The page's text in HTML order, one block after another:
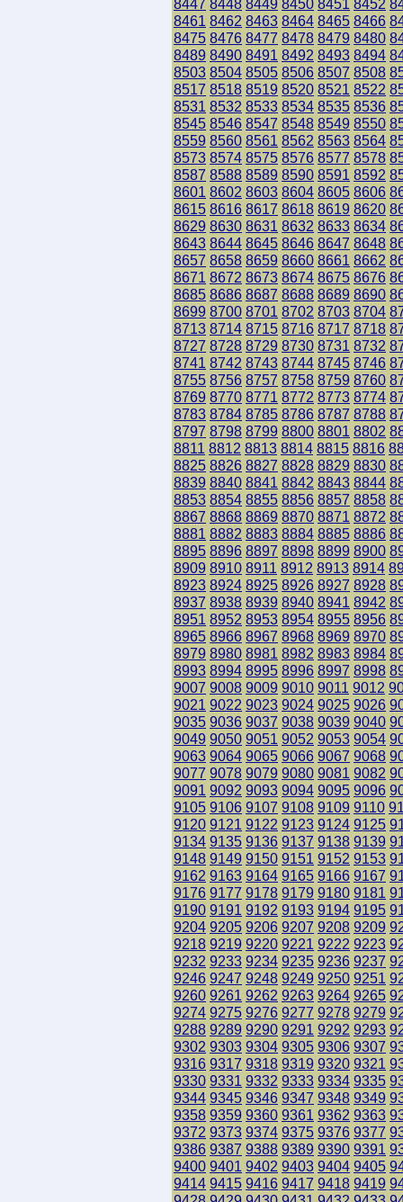
8447 8448 8449 8450 8451 8452
8461 8462 8463 8464 8465 8466
8475 8476 8477 8478 8479 8480
8489 8490 8491 8492 8493 8494
8503 8504 8505 8506 8507 8508
8517 8518 8519 8520 8521 8522
8531 8532 8533 8534 8535 8536
8545 8546 8547 8548 8549 8550
8559 8560 8561 8562 8563 8564
8573 8574 8575 8576 8577 8578
8587 8588 8589 8590 8591 8592
8601 8602 8603 8604 8605 8606
8615 8616 8617 8618 8619 8620
8629 8630 8631 8632 8633 8634
8643 8644 8645 8646 8647 8648
8657 8658 8659 8660 8661 8662
8671 8672 8673 8674 8675 8676
8685 8686 8687 8688 8689 8690
8699 8700 8701 8702 8703 8704
8713 8714 8715 8716 8717 8718
8727 8728 8729 8730 8731 8732
8741 8742 8743 8744 8745 8746
8755 8756 8757 8758 8759 8760
8769 8770 8771 8772 8773 8774
8783 8784 8785 8786 8787 8788
8797 8798 8799 8800 8801 8802
8811 8812 8813 8814 8815 8816
8825 8826 8827 8828 8829 8830
8839 8840 8841 8842 8843 8844
8853 8854 8855 8856 8857 8858
8867 8868 8869 8870 8871 8872
8881 8882 8883 8884 8885 8886
8895 8896 8897 8898 8899 8900
8909 8910 8911 8912 8913 8914
8923 8924 8925 8926 8927 8928
8937 8938 8939 8940 8941 8942
8951 8952 8953 8954 8955 8956
8965 8966 8967 8968 8969 8970
8979 8980 8981 8982 8983 8984
8993 8994 8995 8996 8997 8998
9007 9008 9009 9010 9011 9012
9021 9022 9023 9024 9025 9026
9035 9036 9037 9038 9039 9040
9049 9050 9051 9052 9053 9054
9063 9064 9065 9066 9067 9068
9077 9078 9079 9080 9081 9082
9091 9092 9093 9094 9095 9096
9105 9106 9107 9108 9109 9110
9120 9121 9122 9123 9124 9125
9134 9135 9136 9137 9138 9139
9148 9149 9150 9151 9152 9153
9162 9163 9164 9165 9166 9167
9176 9177 9178 9179 9180 9181
9190 9191 9192 9193 9194 9195
9204 9205 9206 9207 9208 9209
9218 9219 9220 9221 9222 9223
9232 9233 9234 9235 9236 9237
9246 9247 9248 9249 9250 9251
9260 9261 9262 9263 9264 9265
9274 9275 9276 9277 9278 9279
9288 9289 9290 9291 9292 9293
9302 9303 9304 9305 9306 9307
9316 9317 9318 9319 9320 9321
9330 9331 9332 9333 9334 9335
9344 9345 9346 9347 9348 9349
9358 9359 9360 9361 9362 9363
9372 9373 9374 9375 9376 9377
9386 9387 9388 9389 9390 9391
9400 9401 9402 9403 9404 9405
9414 9415 9416 9417 9418 9419